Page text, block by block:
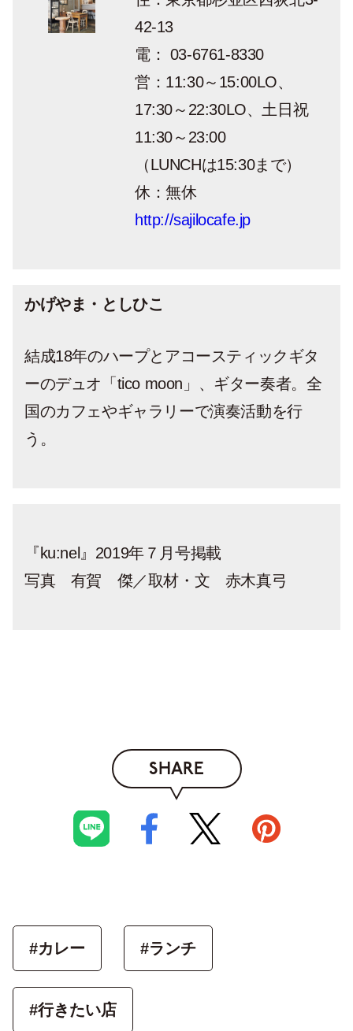
42-13
電： 03-6761-8330
営：11:30～15:00LO、
17:30～22:30LO、土日祝
11:30～23:00
（LUNCHは15:30まで）
休：無休
http://sajilocafe.jp
かげやま・としひこ
結成18年のハープとアコースティックギタ
ーのデュオ「tico moon」、ギター奏者。全
国のカフェやギャラリーで演奏活動を行
う。
『ku:nel』2019年７月号掲載
写真 有賀 傑／取材・文 赤木真弓
SHARE
#カレー #ランチ
#行きたい店